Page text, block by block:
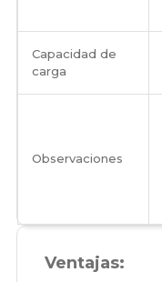
Capacidad de
carga
Observaciones
Ventajas: